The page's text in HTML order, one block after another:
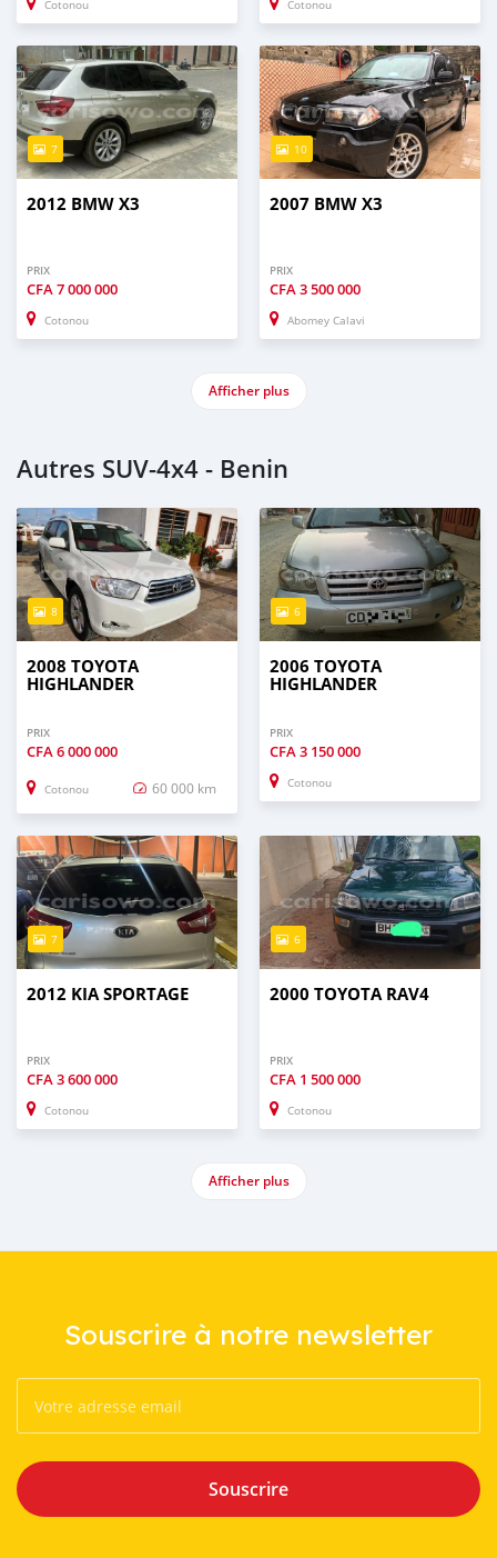
Cotonou Cotonou
7
2012 BMW X3
PRIX
CFA7 000 000
Cotonou
10
2007 BMW X3
PRIX
CFA3 500 000
Abomey Calavi
Afficher plus
Autres SUV‒4x4 - Benin
8
2008 TOYOTA
HIGHLANDER
PRIX
CFA6 000 000
Cotonou 60 000 km
6
2006 TOYOTA
HIGHLANDER
PRIX
CFA3 150 000
Cotonou
7
2012 KIA SPORTAGE
PRIX
CFA3 600 000
Cotonou
6
2000 TOYOTA RAV4
PRIX
CFA 1 500 000
Cotonou
Afficher plus
Souscrire à notre newsletter
Souscrire